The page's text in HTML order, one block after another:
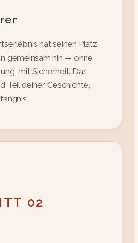
hat seinen Platz.
gemeinsam hin — ohne
mit Sicherheit. Das
Teil deiner Geschichte,
02